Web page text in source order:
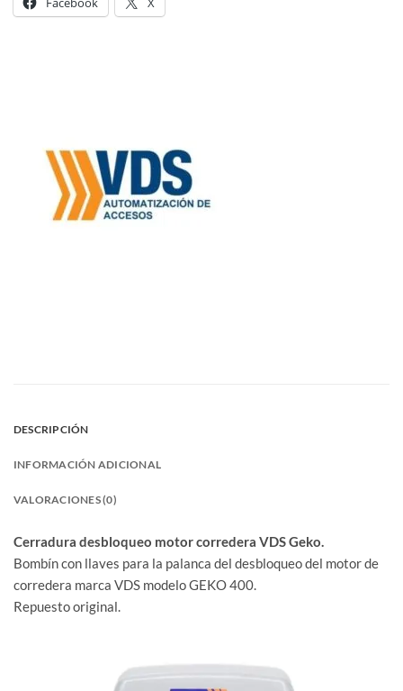
DESCRIPCIÓN
INFORMACIÓN ADICIONAL
VALORACIONES (0)
Cerradura desbloqueo motor corredera VDS Geko.
Bombín con llaves para la palanca del desbloqueo del motor de
corredera marca VDS modelo GEKO 400.
Repuesto original.